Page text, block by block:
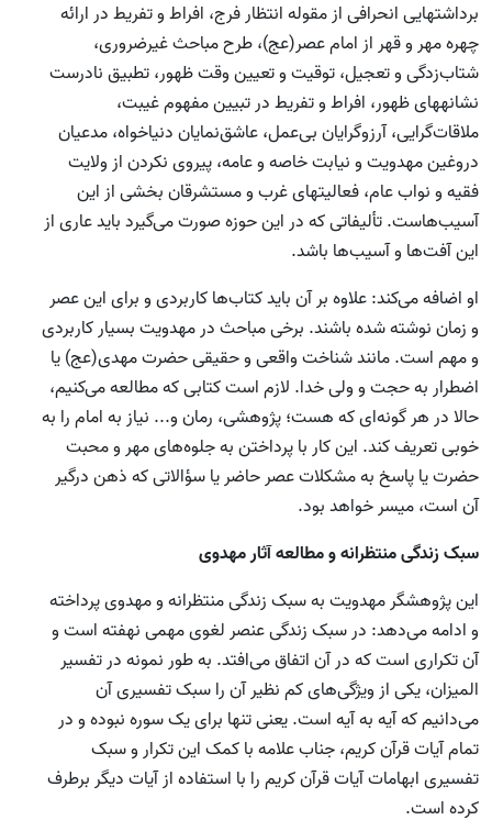
برداشت‏هایی انحرافی از مقوله انتظار فرج، افراط و تفریط در ارائه
چهره مهر و قهر از امام عصر(عج)، طرح مباحث غیرضروری،
شتاب‌زدگی و تعجیل، توقیت و تعیین وقت ظهور، تطبیق نادرست
نشانه‏های ظهور، افراط و تفریط در تبیین مفهوم غیبت،
ملاقات‌گرایی، آرزوگرایان بی‌عمل، عاشق‌نمایان دنیاخواه، مدعیان
دروغین مهدویت و نیابت خاصه و عامه، پیروی نکردن از ولایت
فقیه و نواب عام، فعالیت‏های غرب و مستشرقان بخشی از این
آسیب‌هاست. تألیفاتی که در این حوزه صورت می‌گیرد باید عاری از
این آفت‌ها و آسیب‌ها باشد.
او اضافه می‌کند: علاوه بر آن باید کتاب‌ها کاربردی و برای این عصر
و زمان نوشته شده باشند. برخی مباحث در مهدویت بسیار کاربردی
و مهم است. مانند شناخت واقعی و حقیقی حضرت مهدی(عج) یا
اضطرار به حجت و ولی خدا. لازم است کتابی که مطالعه می‌کنیم،
حالا در هر گونه‌ای که هست؛ پژوهشی، رمان و... نیاز به امام را به
خوبی تعریف کند. این کار با پرداختن به جلوه‌های مهر و محبت
حضرت یا پاسخ به مشکلات عصر حاضر یا سؤالاتی که ذهن درگیر
آن است، میسر خواهد بود.
سبک زندگی منتظرانه و مطالعه آثار مهدوی
این پژوهشگر مهدویت به سبک زندگی منتظرانه و مهدوی پرداخته
و ادامه می‌دهد: در سبک زندگی عنصر لغوی مهمی نهفته است و
آن تکراری است که در آن اتفاق می‌افتد. به طور نمونه در تفسیر
المیزان، یکی از ویژگی‌های کم نظیر آن را سبک تفسیری آن
می‌دانیم که آیه به آیه است. یعنی تنها برای یک سوره نبوده و در
تمام آیات قرآن کریم، جناب علامه با کمک این تکرار و سبک
تفسیری ابهامات آیات قرآن کریم را با استفاده از آیات دیگر برطرف
کرده است.